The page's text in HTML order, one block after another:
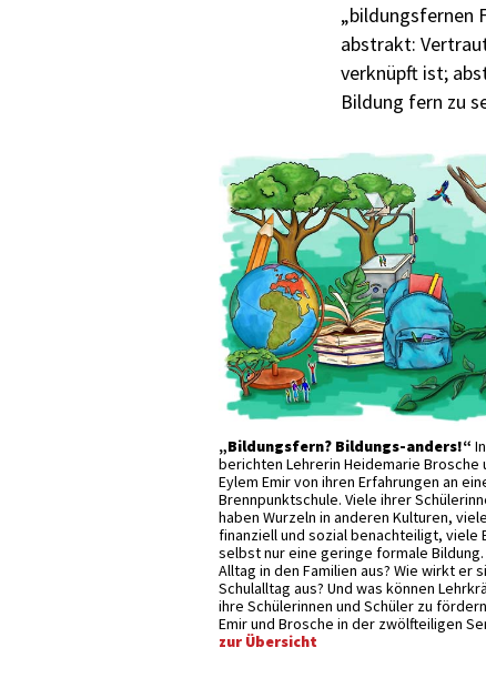
„bildungsfernen
abstrakt:
verknüpft ist;
Bildung fern zu
„Bildungsfern? Bildungs-anders!“
berichten Lehrerin Heidemarie Brosche
Eylem Emir von ihren Erfahrungen an
Brennpunktschule. Viele ihrer
haben Wurzeln in anderen Kulturen,
finanziell und sozial benachteiligt, viele
selbst nur eine geringe formale
Alltag in den Familien aus? Wie wirkt er
Schulalltag aus? Und was können
ihre Schülerinnen und Schüler zu
Emir und Brosche in der zwölfteiligen
zur Übersicht